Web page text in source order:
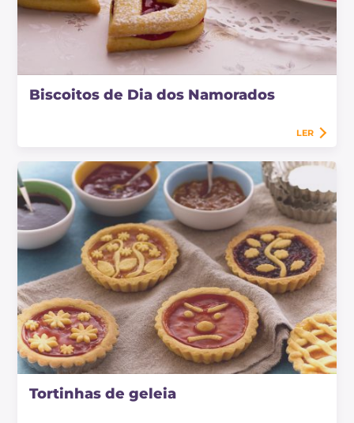
Biscoitos de Dia dos Namorados
LER
Tortinhas de geleia